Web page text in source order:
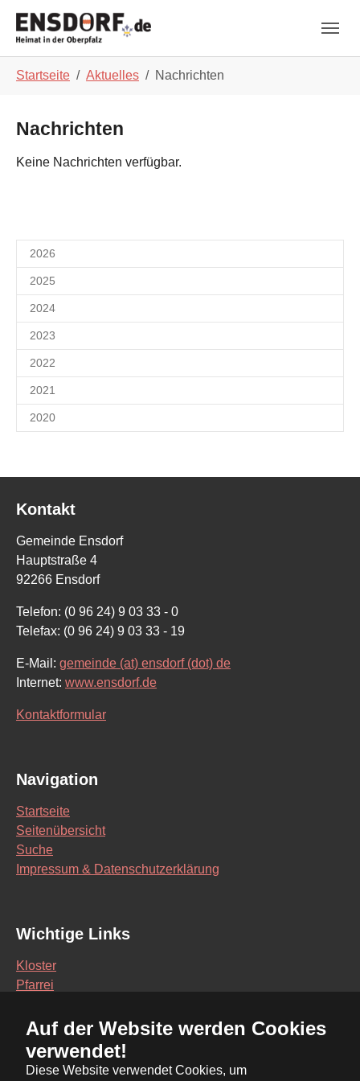
Auf der Website werden Cookies
verwendet!
Diese Website verwendet Cookies, um
Startseite Aktuelles Nachrichten
Nachrichten
Keine Nachrichten verfügbar.
2026
2025
2024
2023
2022
2021
2020
Kontakt
Gemeinde Ensdorf
Hauptstraße 4
92266 Ensdorf
Telefon: (0 96 24) 9 03 33 - 0
Telefax: (0 96 24) 9 03 33 - 19
E-Mail: gemeinde (at) ensdorf (dot) de
Internet: www.ensdorf.de
Kontaktformular
Navigation
Startseite
Seitenübersicht
Suche
Impressum & Datenschutzerklärung
Wichtige Links
Kloster
Pfarrei
Vereine
Interaktive Karte